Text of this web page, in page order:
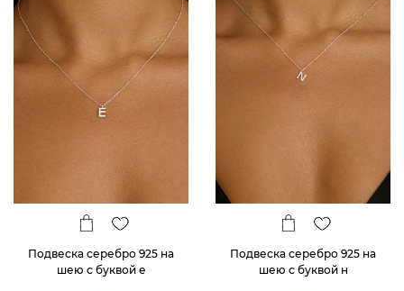
Подвеска серебро 925 на
шею с буквой е
Подвеска серебро 925 на
шею с буквой н